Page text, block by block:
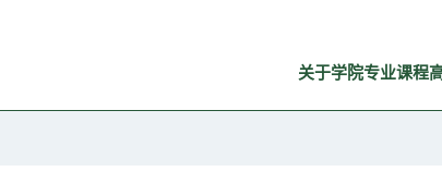
关于学院专业课程